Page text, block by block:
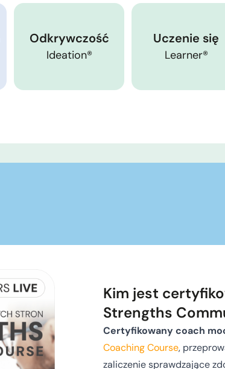
Odkrywczość
Ideation®
Uczenie się
Learner®
Kim jest
Strengths
Certyfikowany coach
Coaching Course,
zaliczenie sprawdzające